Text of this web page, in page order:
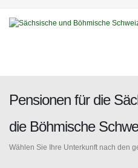
Pensionen für die
die Böhmische
Wählen Sie Ihre Unterkunft nach den